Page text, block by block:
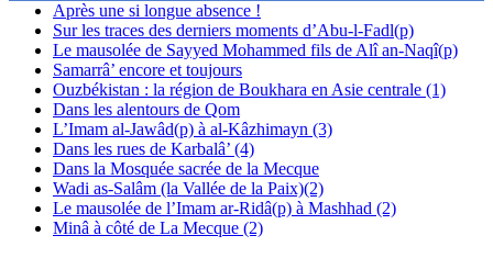
Après une si longue absence !
Sur les traces des derniers moments d’Abu-l-Fadl(p)
Le mausolée de Sayyed Mohammed fils de Alî an-Naqî(p)
Samarrâ’ encore et toujours
Ouzbékistan : la région de Boukhara en Asie centrale (1)
Dans les alentours de Qom
L’Imam al-Jawâd(p) à al-Kâzhimayn (3)
Dans les rues de Karbalâ’ (4)
Dans la Mosquée sacrée de la Mecque
Wadi as-Salâm (la Vallée de la Paix)(2)
Le mausolée de l’Imam ar-Ridâ(p) à Mashhad (2)
Minâ à côté de La Mecque (2)